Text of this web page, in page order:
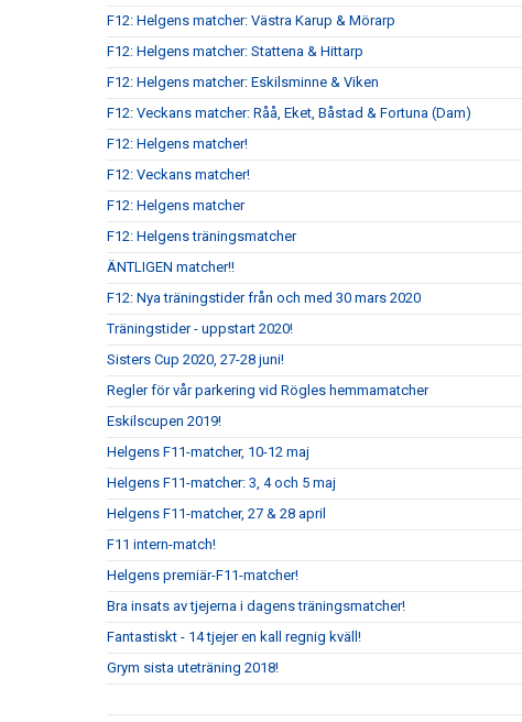
F12: Helgens matcher: Västra Karup & Mörarp
F12: Helgens matcher: Stattena & Hittarp
F12: Helgens matcher: Eskilsminne & Viken
F12: Veckans matcher: Råå, Eket, Båstad & Fortuna (Dam)
F12: Helgens matcher!
F12: Veckans matcher!
F12: Helgens matcher
F12: Helgens träningsmatcher
ÄNTLIGEN matcher!!
F12: Nya träningstider från och med 30 mars 2020
Träningstider - uppstart 2020!
Sisters Cup 2020, 27-28 juni!
Regler för vår parkering vid Rögles hemmamatcher
Eskilscupen 2019!
Helgens F11-matcher, 10-12 maj
Helgens F11-matcher: 3, 4 och 5 maj
Helgens F11-matcher, 27 & 28 april
F11 intern-match!
Helgens premiär-F11-matcher!
Bra insats av tjejerna i dagens träningsmatcher!
Fantastiskt - 14 tjejer en kall regnig kväll!
Grym sista uteträning 2018!